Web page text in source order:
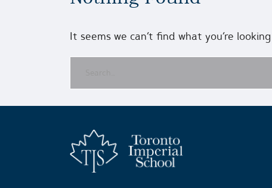
It seems we can’t find what you’re